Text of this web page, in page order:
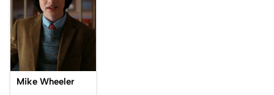
Mike Wheeler